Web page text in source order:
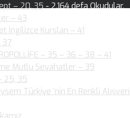
– 20, 35- 2.164 defa Okudular.
– 43
İngilizce Kursları – 41
37
– 35 – 36 – 38 – 41
Mutlu Seyahatler – 39
25, 35
Türkiye ‘nin En Renkli